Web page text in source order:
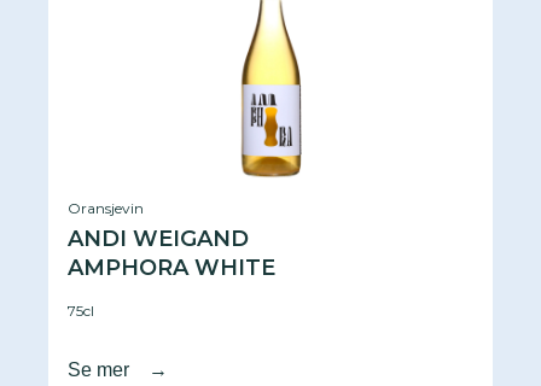
Oransjevin
ANDI WEIGAND
AMPHORA WHITE
75cl
Se mer →